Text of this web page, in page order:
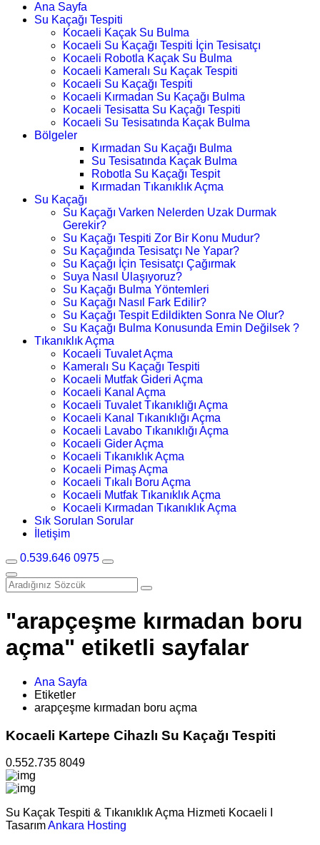
Ana Sayfa
Su Kaçağı Tespiti
Kocaeli Kaçak Su Bulma
Kocaeli Su Kaçağı Tespiti İçin Tesisatçı
Kocaeli Robotla Kaçak Su Bulma
Kocaeli Kameralı Su Kaçak Tespiti
Kocaeli Su Kaçağı Tespiti
Kocaeli Kırmadan Su Kaçağı Bulma
Kocaeli Tesisatta Su Kaçağı Tespiti
Kocaeli Su Tesisatında Kaçak Bulma
Bölgeler
Kırmadan Su Kaçağı Bulma
Su Tesisatında Kaçak Bulma
Robotla Su Kaçağı Tespit
Kırmadan Tıkanıklık Açma
Su Kaçağı
Su Kaçağı Varken Nelerden Uzak Durmak
Gerekir?
Su Kaçağı Tespiti Zor Bir Konu Mudur?
Su Kaçağında Tesisatçı Ne Yapar?
Su Kaçağı İçin Tesisatçı Çağırmak
Suya Nasıl Ulaşıyoruz?
Su Kaçağı Bulma Yöntemleri
Su Kaçağı Nasıl Fark Edilir?
Su Kaçağı Tespit Edildikten Sonra Ne Olur?
Su Kaçağı Bulma Konusunda Emin Değilsek ?
Tıkanıklık Açma
Kocaeli Tuvalet Açma
Kameralı Su Kaçağı Tespiti
Kocaeli Mutfak Gideri Açma
Kocaeli Kanal Açma
Kocaeli Tuvalet Tıkanıklığı Açma
Kocaeli Kanal Tıkanıklığı Açma
Kocaeli Lavabo Tıkanıklığı Açma
Kocaeli Gider Açma
Kocaeli Tıkanıklık Açma
Kocaeli Pimaş Açma
Kocaeli Tıkalı Boru Açma
Kocaeli Mutfak Tıkanıklık Açma
Kocaeli Kırmadan Tıkanıklık Açma
Sık Sorulan Sorular
İletişim
0.539.646 0975
"arapçeşme kırmadan boru
açma" etiketli sayfalar
Ana Sayfa
Etiketler
arapçeşme kırmadan boru açma
Kocaeli Kartepe Cihazlı Su Kaçağı Tespiti
0.552.735 8049
Su Kaçak Tespiti & Tıkanıklık Açma Hizmeti Kocaeli I
TasarımAnkara Hosting